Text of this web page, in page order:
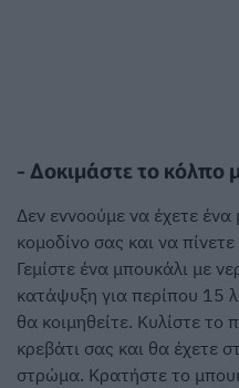
- Δοκιμάστε το κόλπο
Δεν εννοούμε να έχετε
κομοδίνο σας και να
Γεμίστε ένα μπουκάλι με
κατάψυξη για περίπου 15
θα κοιμηθείτε. Κυλίστε
κρεβάτι σας και θα έχετε
στρώμα. Κρατήστε το